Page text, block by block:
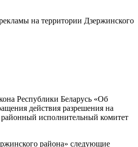
на территории Дзержинского
Республики Беларусь «Об
действия разрешения на
исполнительный комитет
района» следующие